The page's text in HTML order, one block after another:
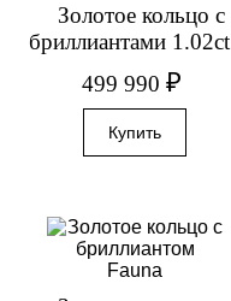
Золотое кольцо с
бриллиантами 1.02ct
499 990₽